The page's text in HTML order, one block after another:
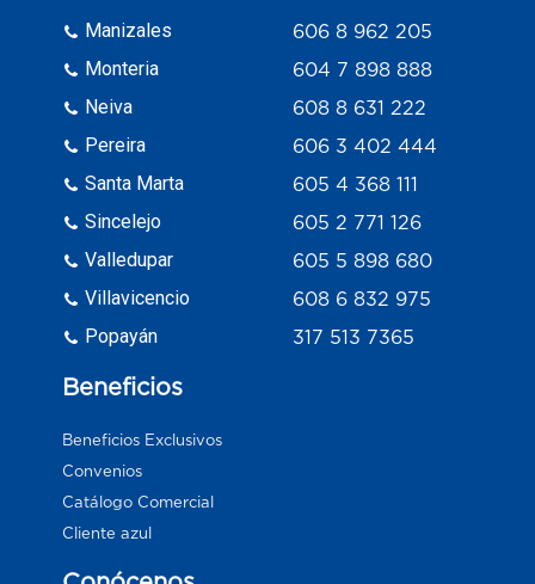
Manizales
Monteria
Neiva
Pereira
Santa Marta
Sincelejo
Valledupar
Villavicencio
Popayán
606 8 962 205
604 7 898 888
608 8 631 222
606 3 402 444
605 4 368 111
605 2 771 126
605 5 898 680
608 6 832 975
317 513 7365
Beneficios
Beneficios Exclusivos
Convenios
Catálogo Comercial
Cliente azul